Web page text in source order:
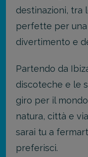
destinazioni, tra
perfette per una
divertimento e
Partendo da
discoteche e le
giro per il
natura, città e
sarai tu a
preferisci.